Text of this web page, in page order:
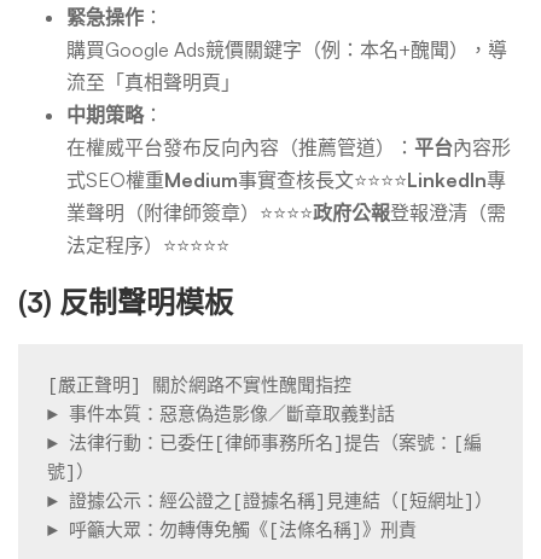
緊急操作 ：
購買Google Ads競價關鍵字（例：本名+醜聞），導
流至「真相聲明頁」
中期策略：
在權威平台發布反向內容（推薦管道）： 平台內容形
式SEO權重Medium事實查核長文⭐⭐⭐⭐LinkedIn專
業聲明（附律師簽章）⭐⭐⭐⭐政府公報登報澄清（需
法定程序）⭐⭐⭐⭐⭐
(3) 反制聲明模板
[嚴正聲明] 關於網路不實性醜聞指控
► 事件本質：惡意偽造影像／斷章取義對話
► 法律行動：已委任[律師事務所名]提告（案號：[編
號]）
► 證據公示：經公證之[證據名稱]見連結（[短網址]）
► 呼籲大眾：勿轉傳免觸《[法條名稱]》刑責